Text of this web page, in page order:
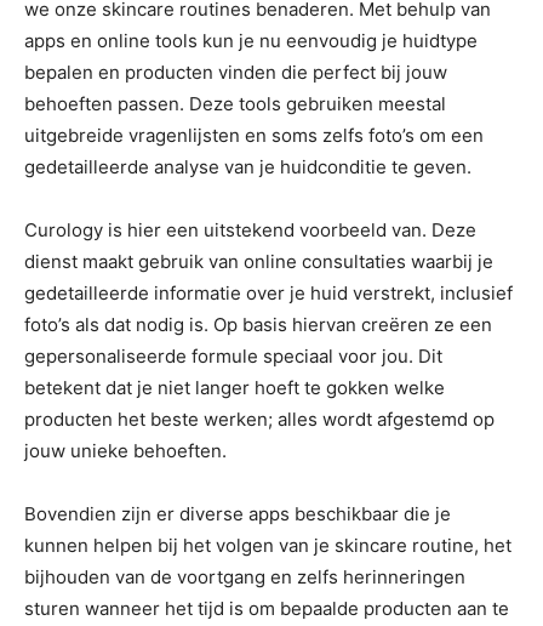
we onze skincare routines benaderen. Met behulp van
apps en online tools kun je nu eenvoudig je huidtype
bepalen en producten vinden die perfect bij jouw
behoeften passen. Deze tools gebruiken meestal
uitgebreide vragenlijsten en soms zelfs foto’s om een
gedetailleerde analyse van je huidconditie te geven.
Curology is hier een uitstekend voorbeeld van. Deze
dienst maakt gebruik van online consultaties waarbij je
gedetailleerde informatie over je huid verstrekt, inclusief
foto’s als dat nodig is. Op basis hiervan creëren ze een
gepersonaliseerde formule speciaal voor jou. Dit
betekent dat je niet langer hoeft te gokken welke
producten het beste werken; alles wordt afgestemd op
jouw unieke behoeften.
Bovendien zijn er diverse apps beschikbaar die je
kunnen helpen bij het volgen van je skincare routine, het
bijhouden van de voortgang en zelfs herinneringen
sturen wanneer het tijd is om bepaalde producten aan te